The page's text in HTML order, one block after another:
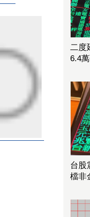
二度
6.4
要
台股
檔非